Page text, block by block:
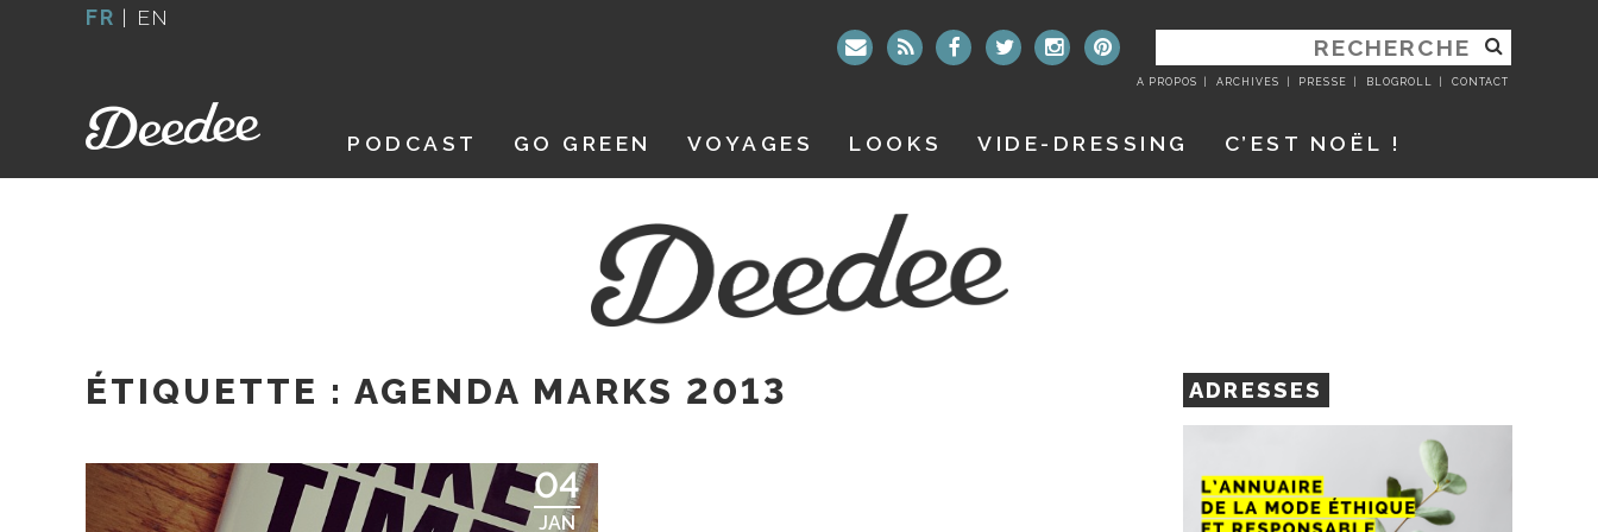
FR | EN
RECHERCHER
:
A PROPOS ARCHIVES PRESSE BLOGROLL CONTACT
PODCAST GO GREEN VOYAGES LOOKS VIDE-DRESSING C’EST NOËL !
ÉTIQUETTE : AGENDA MARKS 2013
04
JAN
ADRESSES